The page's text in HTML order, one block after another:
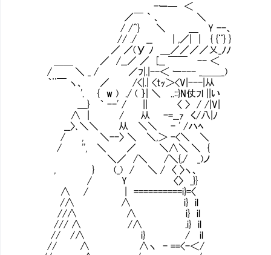
-ー─ ＜
／￣ ` 、 ＼
/ /^} ＼ ＿ Y --、
// ./ __ | ,／| | { {¨} }
／ ／(У ﾉ ＿／／／／乂_ﾉﾉ
＿＿ ／ /__／ ／ [__ ￣￣ -- ＜
/ ＼ _ / ／ﾌ|.|--＜ ー--- _＿＿_)
｀¨￣ ヽ、 ／ /<|.| <tｯ＞<V|---|从
'. { w ) ./ ( ｝| ＼ ..::}N仗ﾌl ||い
＿} ｀ --' / || 〈 〉 / /|V|
∧ | / 从 -=__ｧ く/八|ﾉ
__〉､＼＼ 从 ＼＼ - ' /ハﾍ ああ、
/ , ＼--〉 ＼ ＼,＞ -<＼ ＼
/ '', ＼ ／ ＼∧＼ ＼ {
＼／ /＼ /＼{,/ _)ノ
, } (_) / ＼ / 〈 〉ヽ、
/ Y 〈〉 _}}
∧ / | ==========i}=〈
/∧ ∧ i} il
//∧ ∧ i} il
/// ∧ /∧ .i} il
// /∧ i} / il
// ∧ ∧ヽ - ==<-＜/